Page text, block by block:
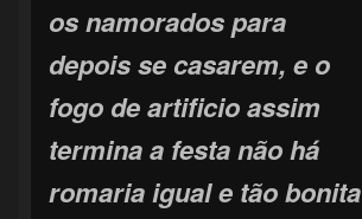
os namorados para
depois se casarem, e o
fogo de artificio assim
termina a festa não há
romaria igual e tão bonita